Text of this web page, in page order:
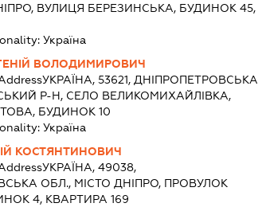
ВУЛИЦЯ БЕРЕЗИНСЬКА, БУДИНОК 45,
Україна
ВОЛОДИМИРОВИЧ
УКРАЇНА, 53621, ДНІПРОПЕТРОВСЬКА
Р-Н, СЕЛО ВЕЛИКОМИХАЙЛІВКА,
БУДИНОК 10
Україна
КОСТЯНТИНОВИЧ
УКРАЇНА, 49038,
ОБЛ., МІСТО ДНІПРО, ПРОВУЛОК
4, КВАРТИРА 169